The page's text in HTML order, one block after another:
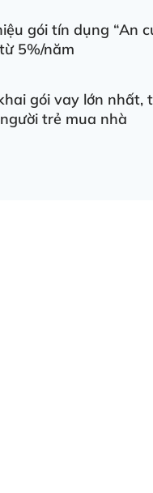
gói tín dụng “An
5%/năm
gói vay lớn nhất,
trẻ mua nhà